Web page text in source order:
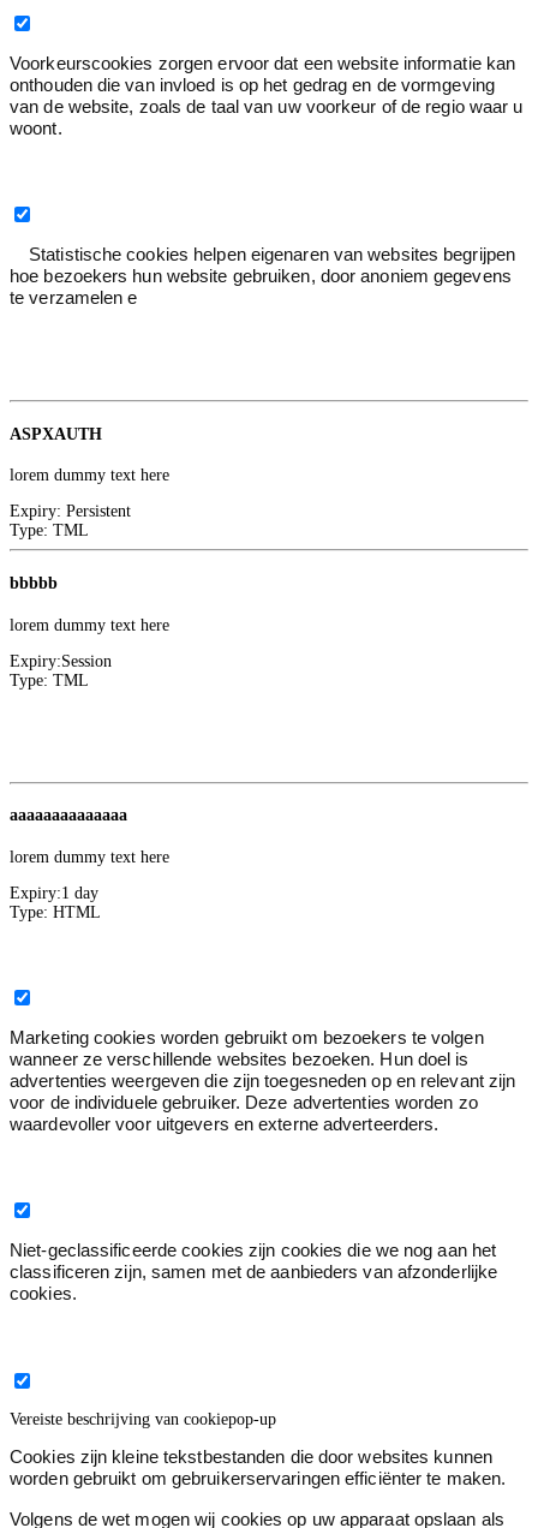
Voorkeurscookies zorgen ervoor dat een website informatie kan
onthouden die van invloed is op het gedrag en de vormgeving
van de website, zoals de taal van uw voorkeur of de regio waar u
woont.
Statistische cookies helpen eigenaren van websites begrijpen
hoe bezoekers hun website gebruiken, door anoniem gegevens
te verzamelen e
ASPXAUTH
lorem dummy text here
Expiry: Persistent
Type: TML
bbbbb
lorem dummy text here
Expiry:Session
Type: TML
aaaaaaaaaaaaaa
lorem dummy text here
Expiry:1 day
Type: HTML
Marketing cookies worden gebruikt om bezoekers te volgen
wanneer ze verschillende websites bezoeken. Hun doel is
advertenties weergeven die zijn toegesneden op en relevant zijn
voor de individuele gebruiker. Deze advertenties worden zo
waardevoller voor uitgevers en externe adverteerders.
Niet-geclassificeerde cookies zijn cookies die we nog aan het
classificeren zijn, samen met de aanbieders van afzonderlijke
cookies.
Vereiste beschrijving van cookiepop-up
Cookies zijn kleine tekstbestanden die door websites kunnen
worden gebruikt om gebruikerservaringen efficiënter te maken.
Volgens de wet mogen wij cookies op uw apparaat opslaan als